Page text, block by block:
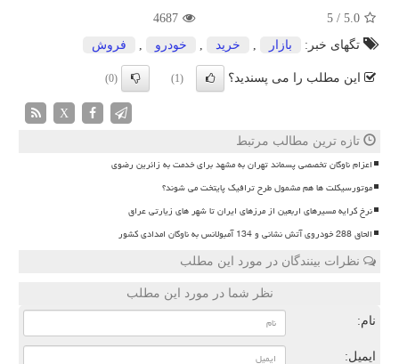
5.0
/
5
4687
تگهای خبر:
بازار خرید خودرو فروش
این مطلب را می پسندید؟ (1)
(0)
X
تازه ترین مطالب مرتبط
اعزام ناوگان تخصصی پسماند تهران به مشهد برای خدمت به زائرین رضوی
موتورسیکلت ها هم مشمول طرح ترافیک پایتخت می شوند؟
نرخ کرایه مسیرهای اربعین از مرزهای ایران تا شهر های زیارتی عراق
الحاق 288 خودروی آتش نشانی و 134 آمبولانس به ناوگان امدادی کشور
نظرات بینندگان در مورد این مطلب
نظر شما در مورد این مطلب
نام:
ایمیل: